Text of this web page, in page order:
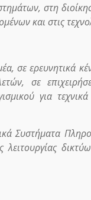
στη
και στις
σε ερευνητικά
σε
για
Συστήματα